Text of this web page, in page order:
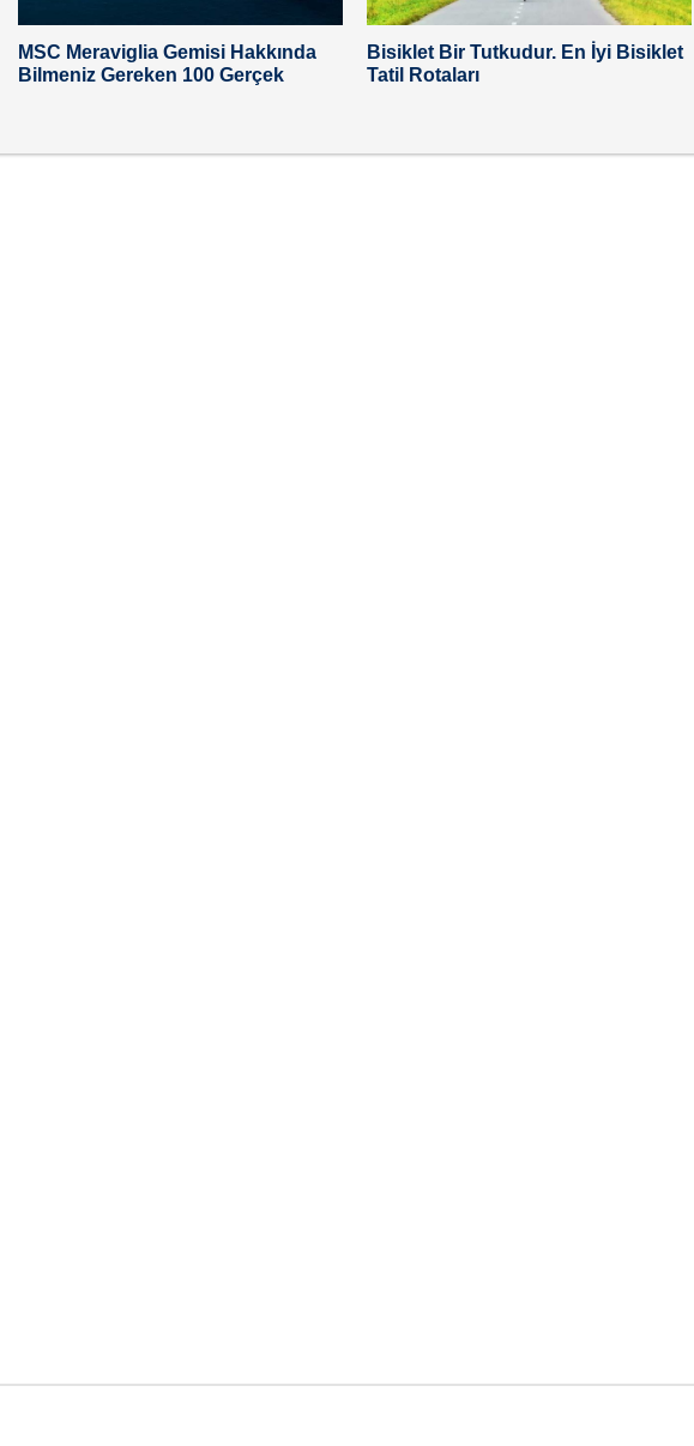
MSC Meraviglia Gemisi Hakkında
Bilmeniz Gereken 100 Gerçek
Bisiklet Bir Tutkudur. En İyi Bisiklet
Tatil Rotaları